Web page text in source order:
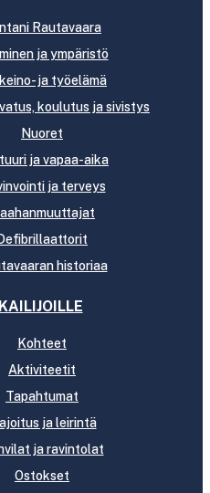
Rautavaara
ja ympäristö
ja työelämä
koulutus ja sivistys
Nuoret
ja vapaa-aika
ja terveys
historiaa
Kohteet
Aktiviteetit
Tapahtumat
ja leirintä
ja ravintolat
Ostokset